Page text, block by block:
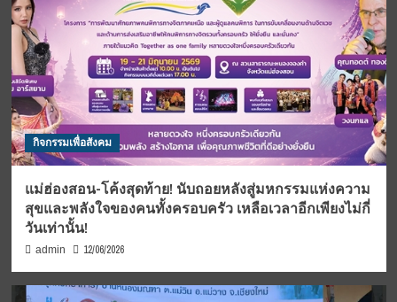
กิจกรรมเพื่อสังคม
แม่ฮ่องสอน-โค้งสุดท้าย! นับถอยหลังสู่มหกรรมแห่งความ
สุขและพลังใจของคนทั้งครอบครัว เหลือเวลาอีกเพียงไม่กี่
วันเท่านั้น!
admin 12/06/2026